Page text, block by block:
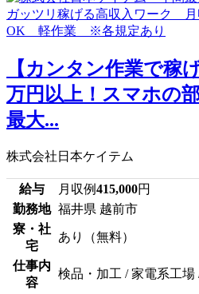
【カンタン作業で稼
万円以上！スマホの
最大...
株式会社日本ケイテム
給与 月収例415,000円
勤務地 福井県 越前市
寮・社
宅
あり（無料）
仕事内
容
検品・加工 / 家電系工場